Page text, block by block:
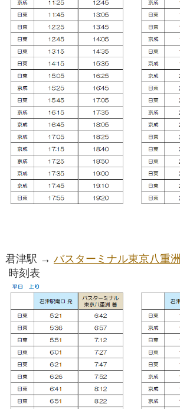
君津駅 → バスターミナル東京八重洲
時刻表